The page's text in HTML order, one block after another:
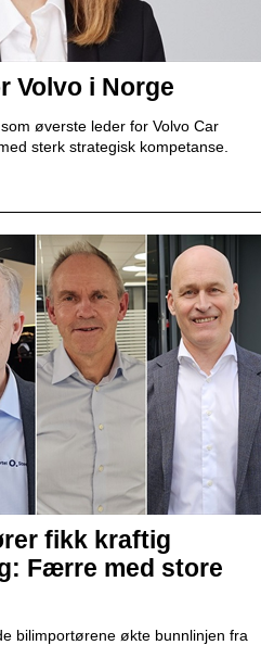
Volvo i Norge
øverste leder for Volvo Car
sterk strategisk kompetanse.
fikk kraftig
Færre med store
bilimportørene økte bunnlinjen fra